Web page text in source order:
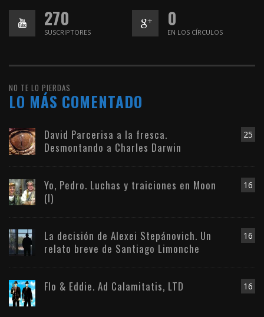
270
SUSCRIPTORES
0
EN LOS CÍRCULOS
NO TE LO PIERDAS
LO MÁS COMENTADO
25
David Parcerisa a la fresca.
Desmontando a Charles Darwin
16
Yo, Pedro. Luchas y traiciones en Moon
(I)
16
La decisión de Alexei Stepánovich. Un
relato breve de Santiago Limonche
16
Flo & Eddie. Ad Calamitatis, LTD